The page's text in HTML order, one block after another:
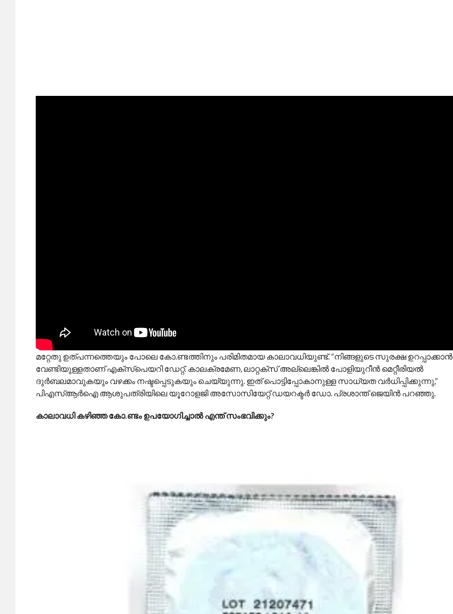
മറ്റേതു ഉത്പന്നത്തെയും പോലെ കോ.ണ്ടത്തിനും പരിമിതമായ കാലാവധിയുണ്ട്. “നിങ്ങളുടെ സുരക്ഷ ഉറപ്പാക്കാൻ
വേണ്ടിയുള്ളതാണ് എക്‌സ്‌പെയറി ഡേറ്റ്. കാലക്രമേണ, ലാറ്റക്സ് അല്ലെങ്കിൽ പോളിയുറീൻ മെറ്റീരിയൽ
ദുർബലമാവുകയും വഴക്കം നഷ്ടപ്പെടുകയും ചെയ്യുന്നു. ഇത് പൊട്ടിപ്പോകാനുള്ള സാധ്യത വർധിപ്പിക്കുന്നു,”
പിഎസ്ആർഐ ആശുപത്രിയിലെ യൂറോളജി അസോസിയേറ്റ് ഡയറക്ടർ ഡോ. പ്രശാന്ത് ജെയിൻ പറഞ്ഞു.
കാലാവധി കഴിഞ്ഞ കോ.ണ്ടം ഉപയോഗിച്ചാൽ എന്ത് സംഭവിക്കും?